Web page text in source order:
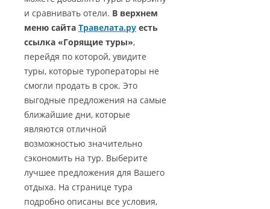
и сравнивать отели. В верхнем
меню сайта Травелата.ру есть
ссылка «Горящие туры»,
перейдя по которой, увидите
туры, которые туроператоры не
смогли продать в срок. Это
выгодные предложения на самые
ближайшие дни, которые
являются отличной
возможностью значительно
сэкономить на тур. Выберите
лучшее предложения для Вашего
отдыха. На странице тура
подробно описаны все условия,